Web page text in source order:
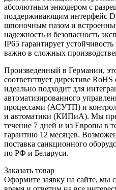
абсолютным энкодером с
поддерживающим интерфейс
шпоночным пазом и
надежность и безопасность
IP65 гарантирует
важно в сложных
Произведенный в Германии,
соответствует директиве
идеально подходит для
автоматизированного
процессами (АСУТП) и
и автоматики (КИПиА). Мы
течение 7 дней и из Европы в
гарантию 12 месяцев.
поставка санкционного
по РФ и Беларуси.
Заказать товар
Оформите заявку на сайте, мы